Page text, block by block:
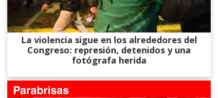
La violencia sigue en los alrededores del
Congreso: represión, detenidos y una
fotógrafa herida